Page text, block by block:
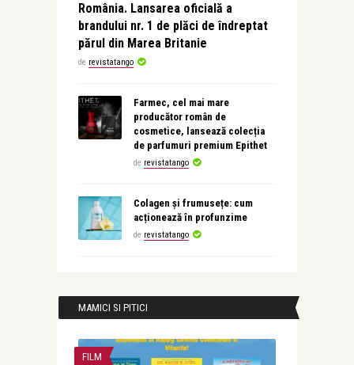
România. Lansarea oficială a
brandului nr. 1 de plăci de îndreptat
părul din Marea Britanie
de revistatango
Farmec, cel mai mare
producător român de
cosmetice, lansează colecția
de parfumuri premium Epithet
de revistatango
Colagen și frumusețe: cum
acționează în profunzime
de revistatango
MAMICI SI PITICI
FILM